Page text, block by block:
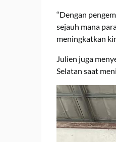
“Dengan
sejauh mana
meningkatkan
Julien juga
Selatan saat